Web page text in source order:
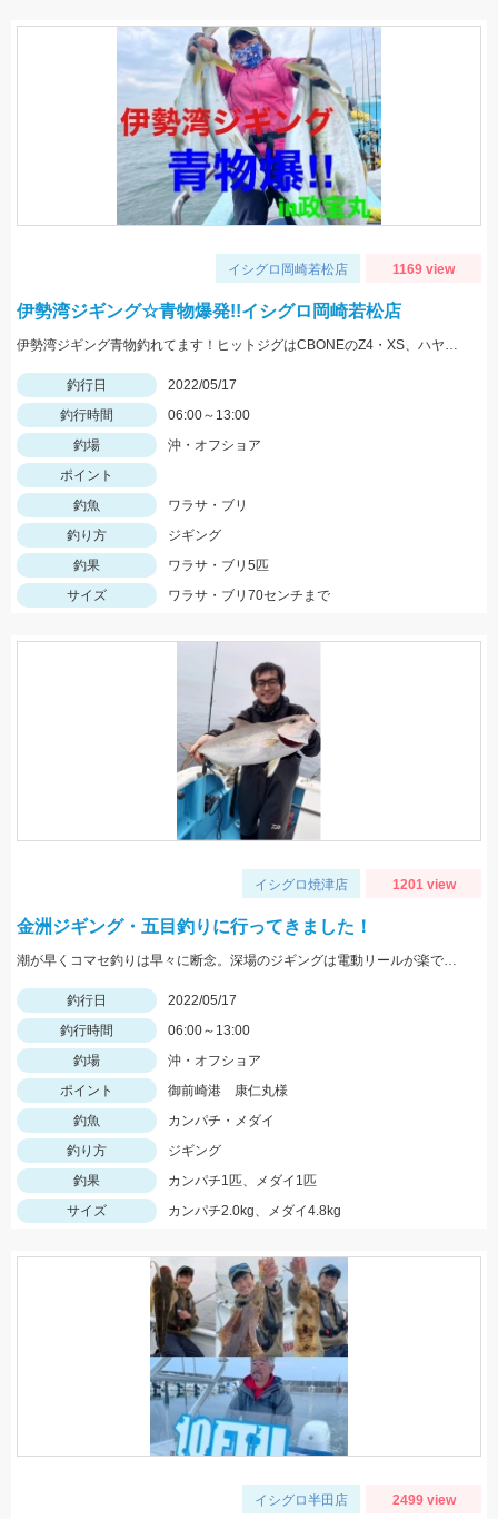
イシグロ岡崎若松店 1169 view
伊勢湾ジギング☆青物爆発!!イシグロ岡崎若松店
伊勢湾ジギング青物釣れてます！ヒットジグはCBONEのZ4・XS、ハヤブサのスイッチなどなど！
釣行日
2022/05/17
釣行時間
06:00～13:00
釣場
沖・オフショア
ポイント
釣魚
ワラサ・ブリ
釣り方
ジギング
釣果
ワラサ・ブリ5匹
サイズ
ワラサ・ブリ70センチまで
イシグロ焼津店 1201 view
金洲ジギング・五目釣りに行ってきました！
潮が早くコマセ釣りは早々に断念。深場のジギングは電動リールが楽でした。
釣行日
2022/05/17
釣行時間
06:00～13:00
釣場
沖・オフショア
ポイント
御前崎港 康仁丸様
釣魚
カンパチ・メダイ
釣り方
ジギング
釣果
カンパチ1匹、メダイ1匹
サイズ
カンパチ2.0kg、メダイ4.8kg
イシグロ半田店 2499 view